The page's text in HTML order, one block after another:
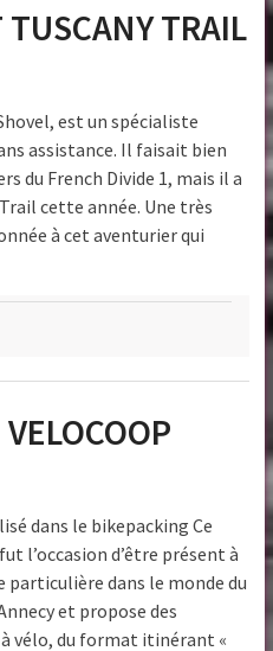
TRAIL
est un spécialiste
assistance. Il faisait bien
du French Divide 1, mais il a
cette année. Une très
à cet aventurier qui
dans le bikepacking Ce
l’occasion d’être présent à
particulière dans le monde du
et propose des
vélo, du format itinérant «